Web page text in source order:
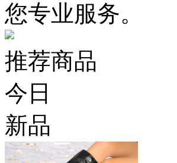
您专业服务。
推荐商品
今日
新品